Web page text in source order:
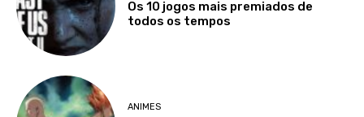
Os 10 jogos mais premiados de
todos os tempos
ANIMES